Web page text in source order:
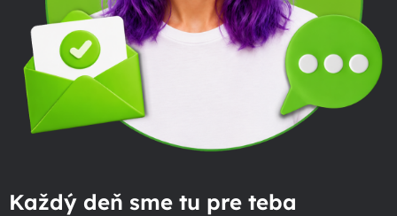
Každý deň sme tu pre teba